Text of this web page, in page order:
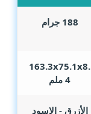
188 جرام
163.3x75.1x8.
4 ملم
الأزرق - الاسود